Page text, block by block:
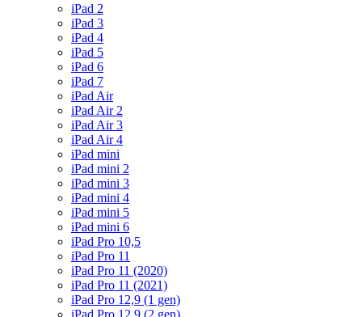
iPad 2
iPad 3
iPad 4
iPad 5
iPad 6
iPad 7
iPad Air
iPad Air 2
iPad Air 3
iPad Air 4
iPad mini
iPad mini 2
iPad mini 3
iPad mini 4
iPad mini 5
iPad mini 6
iPad Pro 10,5
iPad Pro 11
iPad Pro 11 (2020)
iPad Pro 11 (2021)
iPad Pro 12,9 (1 gen)
iPad Pro 12,9 (2 gen)